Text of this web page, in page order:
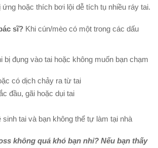
hoặc thích bơi lội dễ tích tụ nhiều ráy tai.
sĩ? Khi cún/mèo có một trong các dấu
bị đụng vào tai hoặc không muốn bạn chạm
có dịch chảy ra từ tai
đầu, gãi hoặc dụi tai
tai và bạn không thể tự làm tại nhà
không quá khó bạn nhỉ? Nếu bạn thấy